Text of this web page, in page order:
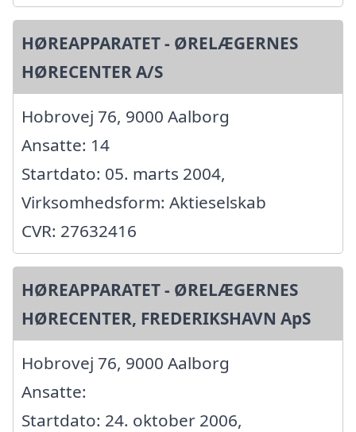
HØREAPPARATET - ØRELÆGERNES
HØRECENTER A/S
Hobrovej 76, 9000 Aalborg
Ansatte: 14
Startdato: 05. marts 2004,
Virksomhedsform: Aktieselskab
CVR: 27632416
HØREAPPARATET - ØRELÆGERNES
HØRECENTER, FREDERIKSHAVN ApS
Hobrovej 76, 9000 Aalborg
Ansatte:
Startdato: 24. oktober 2006,